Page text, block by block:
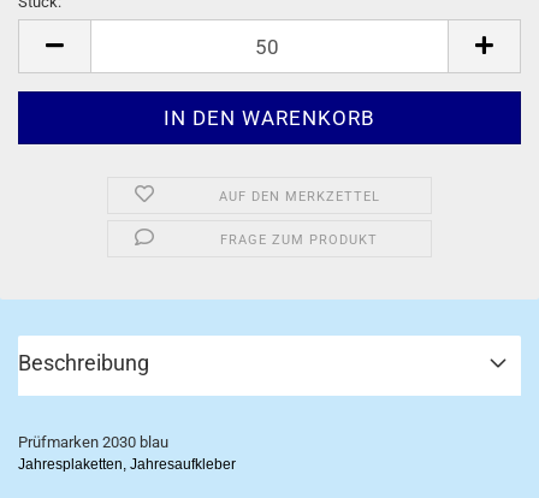
AUF DEN MERKZETTEL
FRAGE ZUM PRODUKT
Beschreibung
Prüfmarken 2030 blau
Jahresplaketten, Jahresaufkleber